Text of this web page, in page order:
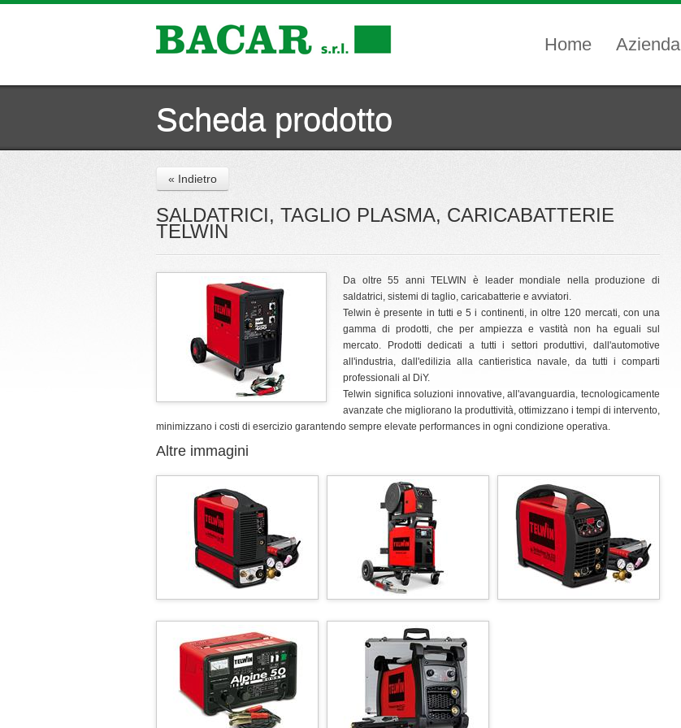
Home Azienda
Scheda prodotto
« Indietro
SALDATRICI, TAGLIO PLASMA, CARICABATTERIE
TELWIN
Da oltre 55 anni TELWIN è leader mondiale nella produzione di
saldatrici, sistemi di taglio, caricabatterie e avviatori.
Telwin è presente in tutti e 5 i continenti, in oltre 120 mercati, con una
gamma di prodotti, che per ampiezza e vastità non ha eguali sul
mercato. Prodotti dedicati a tutti i settori produttivi, dall'automotive
all'industria, dall'edilizia alla cantieristica navale, da tutti i comparti
professionali al DiY.
Telwin significa soluzioni innovative, all'avanguardia, tecnologicamente
avanzate che migliorano la produttività, ottimizzano i tempi di intervento,
minimizzano i costi di esercizio garantendo sempre elevate performances in ogni condizione operativa.
Altre immagini